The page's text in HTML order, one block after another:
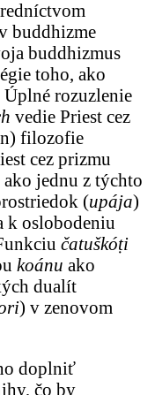
buddhizme
buddhizmus
toho, ako
rozuzlenie
vedie Priest cez
filozofie
cez prizmu
ako jednu z týchto
(upája)
k oslobodeniu
čatuškóṭi
koánu ako
dualít
) v zenovom
doplniť
čo by